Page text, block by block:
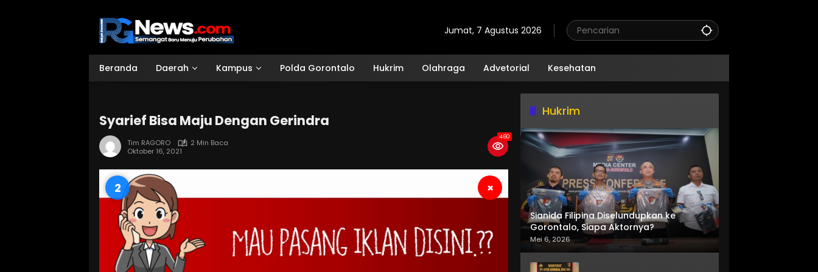
Jumat, 7 Agustus 2026
Beranda Daerah Kampus Polda Gorontalo Hukrim Olahraga Advetorial Kesehatan
Syarief Bisa Maju Dengan Gerindra
Tim RAGORO
2 Min Baca
Oktober 16, 2021
460
1 ×
Hukrim
Sianida Filipina Diselundupkan ke
Gorontalo, Siapa Aktornya?
Mei 6, 2026